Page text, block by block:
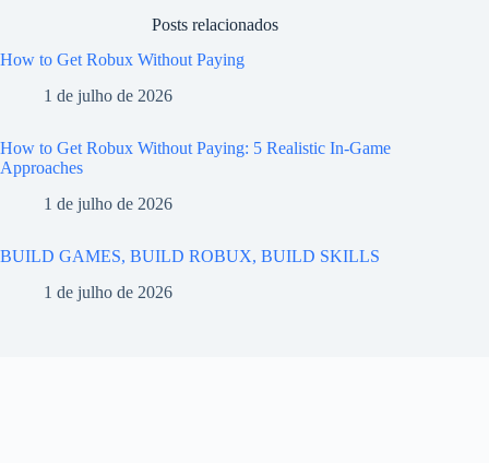
Posts relacionados
How to Get Robux Without Paying
1 de julho de 2026
How to Get Robux Without Paying: 5 Realistic In-Game
Approaches
1 de julho de 2026
BUILD GAMES, BUILD ROBUX, BUILD SKILLS
1 de julho de 2026